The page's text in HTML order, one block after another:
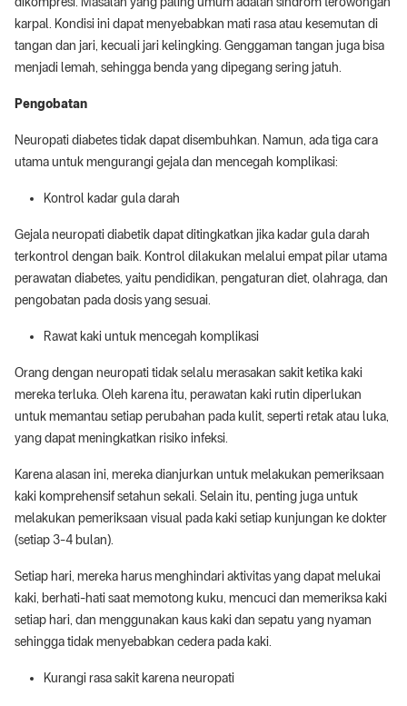
karpal. Kondisi ini dapat menyebabkan mati rasa atau kesemutan di
tangan dan jari, kecuali jari kelingking. Genggaman tangan juga bisa
menjadi lemah, sehingga benda yang dipegang sering jatuh.
Pengobatan
Neuropati diabetes tidak dapat disembuhkan. Namun, ada tiga cara
utama untuk mengurangi gejala dan mencegah komplikasi:
Kontrol kadar gula darah
Gejala neuropati diabetik dapat ditingkatkan jika kadar gula darah
terkontrol dengan baik. Kontrol dilakukan melalui empat pilar utama
perawatan diabetes, yaitu pendidikan, pengaturan diet, olahraga, dan
pengobatan pada dosis yang sesuai.
Rawat kaki untuk mencegah komplikasi
Orang dengan neuropati tidak selalu merasakan sakit ketika kaki
mereka terluka. Oleh karena itu, perawatan kaki rutin diperlukan
untuk memantau setiap perubahan pada kulit, seperti retak atau luka,
yang dapat meningkatkan risiko infeksi.
Karena alasan ini, mereka dianjurkan untuk melakukan pemeriksaan
kaki komprehensif setahun sekali. Selain itu, penting juga untuk
melakukan pemeriksaan visual pada kaki setiap kunjungan ke dokter
(setiap 3-4 bulan).
Setiap hari, mereka harus menghindari aktivitas yang dapat melukai
kaki, berhati-hati saat memotong kuku, mencuci dan memeriksa kaki
setiap hari, dan menggunakan kaus kaki dan sepatu yang nyaman
sehingga tidak menyebabkan cedera pada kaki.
Kurangi rasa sakit karena neuropati